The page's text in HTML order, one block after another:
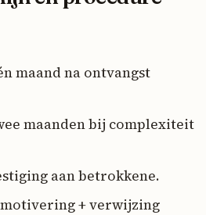
maand na ontvangst
maanden bij complexiteit
aan betrokkene.
+ verwijzing